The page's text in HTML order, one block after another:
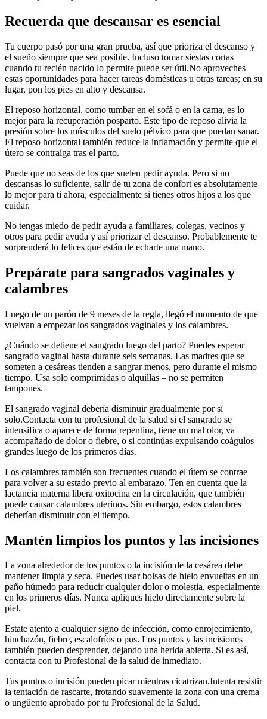
Recuerda que descansar es esencial
Tu cuerpo pasó por una gran prueba, así que prioriza el descanso y
el sueño siempre que sea posible. Incluso tomar siestas cortas
cuando tu recién nacido lo permite puede ser útil.No aproveches
estas oportunidades para hacer tareas domésticas u otras tareas; en su
lugar, pon los pies en alto y descansa.
El reposo horizontal, como tumbar en el sofá o en la cama, es lo
mejor para la recuperación posparto. Este tipo de reposo alivia la
presión sobre los músculos del suelo pélvico para que puedan sanar.
El reposo horizontal también reduce la inflamación y permite que el
útero se contraiga tras el parto.
Puede que no seas de los que suelen pedir ayuda. Pero si no
descansas lo suficiente, salir de tu zona de confort es absolutamente
lo mejor para ti ahora, especialmente si tienes otros hijos a los que
cuidar.
No tengas miedo de pedir ayuda a familiares, colegas, vecinos y
otros para pedir ayuda y así priorizar el descanso. Probablemente te
sorprenderá lo felices que están de echarte una mano.
Prepárate para sangrados vaginales y
calambres
Luego de un parón de 9 meses de la regla, llegó el momento de que
vuelvan a empezar los sangrados vaginales y los calambres.
¿Cuándo se detiene el sangrado luego del parto? Puedes esperar
sangrado vaginal hasta durante seis semanas. Las madres que se
someten a cesáreas tienden a sangrar menos, pero durante el mismo
tiempo. Usa solo comprimidas o alquillas – no se permiten
tampones.
El sangrado vaginal debería disminuir gradualmente por sí
solo.Contacta con tu profesional de la salud si el sangrado se
intensifica o aparece de forma repentina, tiene un mal olor, va
acompañado de dolor o fiebre, o si continúas expulsando coágulos
grandes luego de los primeros días.
Los calambres también son frecuentes cuando el útero se contrae
para volver a su estado previo al embarazo. Ten en cuenta que la
lactancia materna libera oxitocina en la circulación, que también
puede causar calambres uterinos. Sin embargo, estos calambres
deberían disminuir con el tiempo.
Mantén limpios los puntos y las incisiones
La zona alrededor de los puntos o la incisión de la cesárea debe
mantener limpia y seca. Puedes usar bolsas de hielo envueltas en un
paño húmedo para reducir cualquier dolor o molestia, especialmente
en los primeros días. Nunca apliques hielo directamente sobre la
piel.
Estate atento a cualquier signo de infección, como enrojecimiento,
hinchazón, fiebre, escalofríos o pus. Los puntos y las incisiones
también pueden desprender, dejando una herida abierta. Si es así,
contacta con tu Profesional de la salud de inmediato.
Tus puntos o incisión pueden picar mientras cicatrizan.Intenta resistir
la tentación de rascarte, frotando suavemente la zona con una crema
o ungüento aprobado por tu Profesional de la Salud.